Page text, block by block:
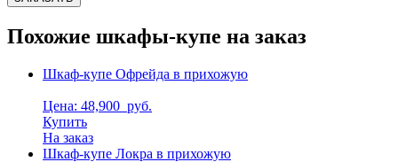
Похожие шкафы-купе на заказ
Шкаф-купе Офрейда в прихожую
Цена: 48,900 руб.
Купить
На заказ
Шкаф-купе Локра в прихожую